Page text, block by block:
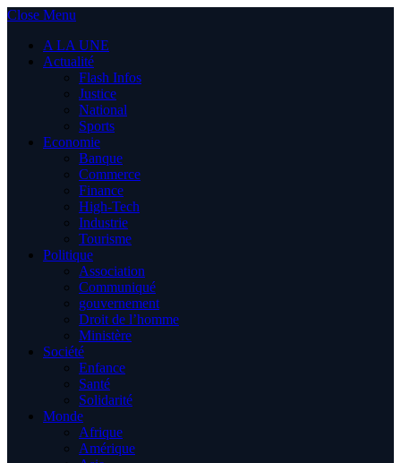
Close Menu
A LA UNE
Actualité
Flash Infos
Justice
National
Sports
Economie
Banque
Commerce
Finance
High-Tech
Industrie
Tourisme
Politique
Association
Communiqué
gouvernement
Droit de l’homme
Ministère
Société
Enfance
Santé
Solidarité
Monde
Afrique
Amérique